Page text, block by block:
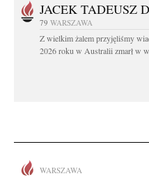
JACEK TADEUSZ
79 WARSZAWA
Z wielkim żalem przyjęliśmy
2026 roku w Australii zmarł w
WARSZAWA